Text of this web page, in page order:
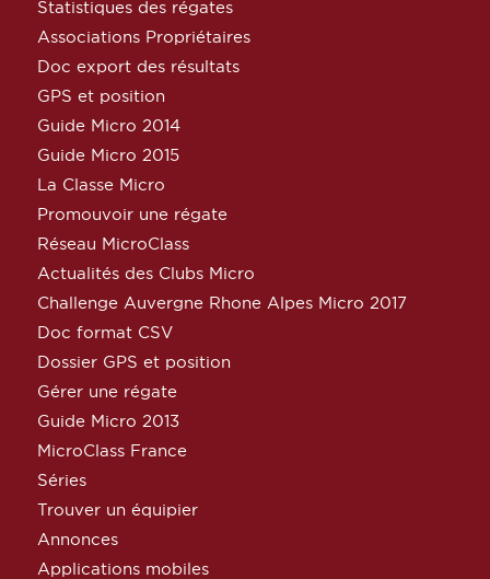
Statistiques des régates
Associations Propriétaires
Doc export des résultats
GPS et position
Guide Micro 2014
Guide Micro 2015
La Classe Micro
Promouvoir une régate
Réseau MicroClass
Actualités des Clubs Micro
Challenge Auvergne Rhone Alpes Micro 2017
Doc format CSV
Dossier GPS et position
Gérer une régate
Guide Micro 2013
MicroClass France
Séries
Trouver un équipier
Annonces
Applications mobiles